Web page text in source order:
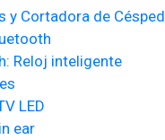
y Cortadora de Césped
Reloj inteligente
LED
ear